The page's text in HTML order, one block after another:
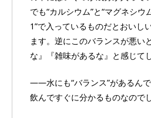
でも“カルシウム”と“マグネシウ
1”で入っているものだとおいし
ます。逆にこのバランスが悪い
な』『雑味があるな』と感じて
――水にも“バランス”があるん
飲んですぐに分かるものなので